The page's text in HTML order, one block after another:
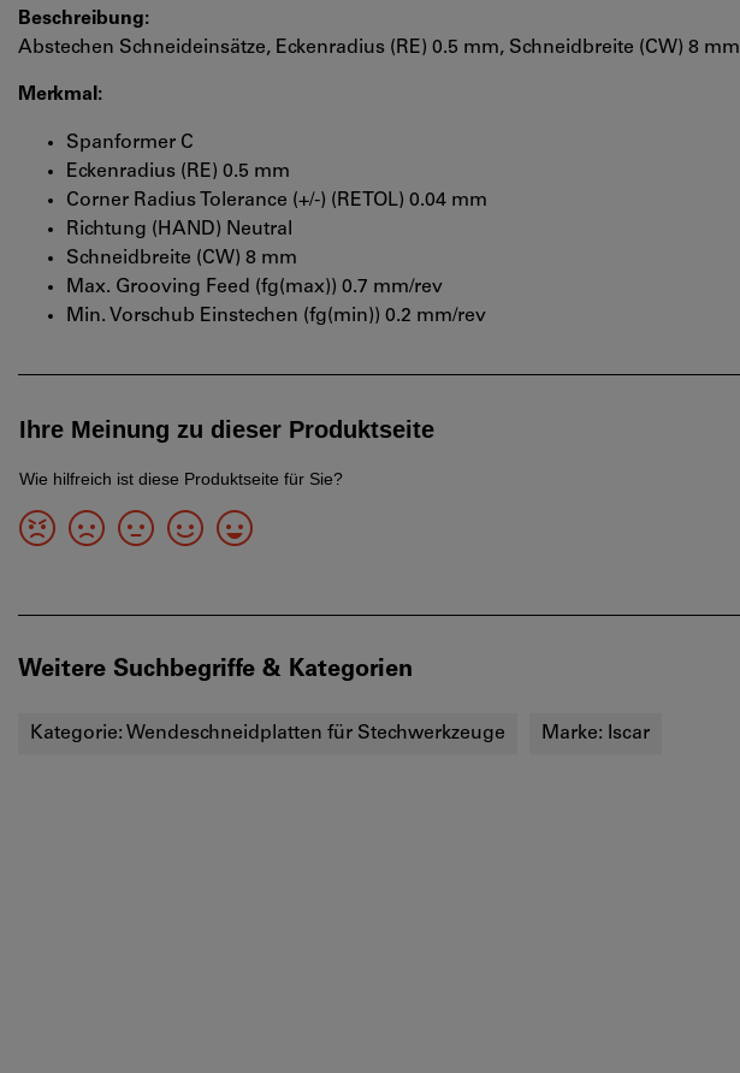
Beschreibung:
Abstechen Schneideinsätze, Eckenradius (RE) 0.5 mm, Schneidbreite (CW) 8 mm
Merkmal:
Spanformer C
Eckenradius (RE) 0.5 mm
Corner Radius Tolerance (+/-) (RETOL) 0.04 mm
Richtung (HAND) Neutral
Schneidbreite (CW) 8 mm
Max. Grooving Feed (fg(max)) 0.7 mm/rev
Min. Vorschub Einstechen (fg(min)) 0.2 mm/rev
Weitere Suchbegriffe & Kategorien
Kategorie: Wendeschneidplatten für Stechwerkzeuge Marke: Iscar